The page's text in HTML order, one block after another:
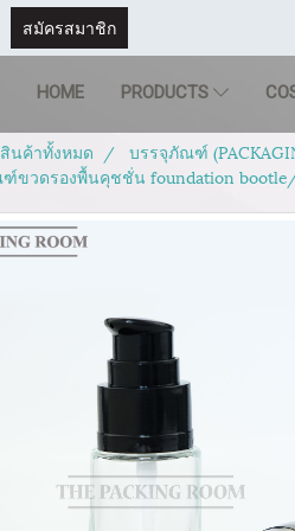
สมัครสมาชิก
HOME PRODUCTS
สินค้าทั้งหมด
บรรจุภัณฑ์
ขวดรองพื้นคุชชั่น foundation bootle/